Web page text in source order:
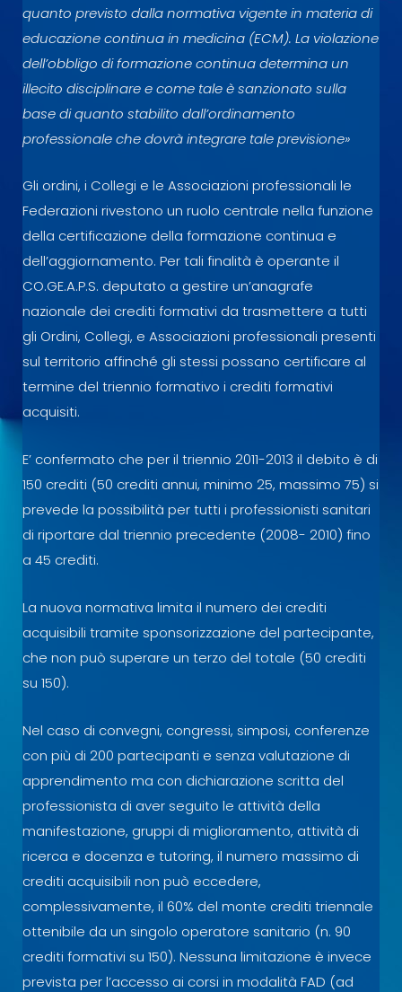
quanto previsto dalla normativa vigente in materia di
educazione continua in medicina (ECM). La violazione
dell’obbligo di formazione continua determina un
illecito disciplinare e come tale è sanzionato sulla
base di quanto stabilito dall’ordinamento
professionale che dovrà integrare tale previsione»
Gli ordini, i Collegi e le Associazioni professionali le
Federazioni rivestono un ruolo centrale nella funzione
della certificazione della formazione continua e
dell’aggiornamento. Per tali finalità è operante il
CO.GE.A.P.S. deputato a gestire un’anagrafe
nazionale dei crediti formativi da trasmettere a tutti
gli Ordini, Collegi, e Associazioni professionali presenti
sul territorio affinché gli stessi possano certificare al
termine del triennio formativo i crediti formativi
acquisiti.
E’ confermato che per il triennio 2011-2013 il debito è di
150 crediti (50 crediti annui, minimo 25, massimo 75) si
prevede la possibilità per tutti i professionisti sanitari
di riportare dal triennio precedente (2008- 2010) fino
a 45 crediti.
La nuova normativa limita il numero dei crediti
acquisibili tramite sponsorizzazione del partecipante,
che non può superare un terzo del totale (50 crediti
su 150).
Nel caso di convegni, congressi, simposi, conferenze
con più di 200 partecipanti e senza valutazione di
apprendimento ma con dichiarazione scritta del
professionista di aver seguito le attività della
manifestazione, gruppi di miglioramento, attività di
ricerca e docenza e tutoring, il numero massimo di
crediti acquisibili non può eccedere,
complessivamente, il 60% del monte crediti triennale
ottenibile da un singolo operatore sanitario (n. 90
crediti formativi su 150). Nessuna limitazione è invece
prevista per l’accesso ai corsi in modalità FAD (ad